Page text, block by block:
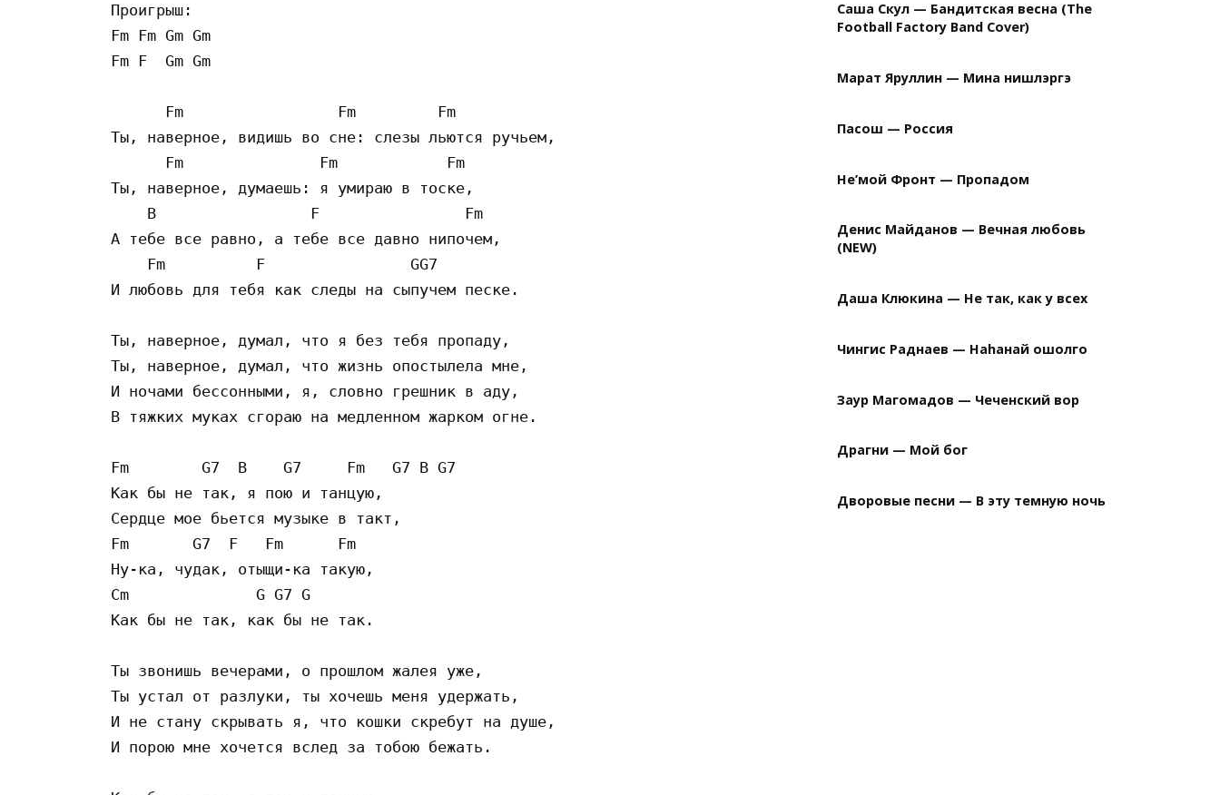
Проигрыш:
Fm Fm Gm Gm
Fm F  Gm Gm
      Fm                 Fm         Fm
Ты, наверное, видишь во сне: слезы льются ручьем,
      Fm               Fm            Fm
Ты, наверное, думаешь: я умираю в тоске,
    B                 F                Fm
А тебе все равно, а тебе все давно нипочем,
    Fm          F                GG7
И любовь для тебя как следы на сыпучем песке.
Ты, наверное, думал, что я без тебя пропаду,
Ты, наверное, думал, что жизнь опостылела мне,
И ночами бессонными, я, словно грешник в аду,
В тяжких муках сгораю на медленном жарком огне.
Fm        G7  B    G7     Fm   G7 B G7
Как бы не так, я пою и танцую,
Сердце мое бьется музыке в такт,
Fm       G7  F   Fm      Fm
Ну-ка, чудак, отыщи-ка такую,
Cm              G G7 G
Как бы не так, как бы не так.
Ты звонишь вечерами, о прошлом жалея уже,
Ты устал от разлуки, ты хочешь меня удержать,
И не стану скрывать я, что кошки скребут на душе,
И порою мне хочется вслед за тобою бежать.
Саша Скул — Бандитская весна (The
Football Factory Band Cover)
Марат Яруллин — Мина нишлэргэ
Пасош — Россия
Не’мой Фронт — Пропадом
Денис Майданов — Вечная любовь
(NEW)
Даша Клюкина — Не так, как у всех
Чингис Раднаев — Наhанай ошолго
Заур Магомадов — Чеченский вор
Драгни — Мой бог
Дворовые песни — В эту темную ночь